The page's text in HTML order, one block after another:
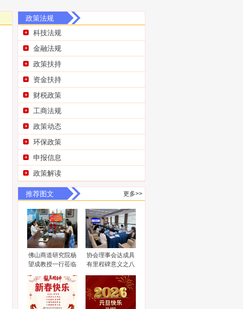
政策法规
科技法规
金融法规
政策扶持
资金扶持
财税政策
工商法规
政策动态
环保政策
申报信息
政策解读
更多>>
推荐图文
佛山商道研究院杨
望成教授一行莅临
会调研指导
协会理事会达成具
有里程碑意义之八